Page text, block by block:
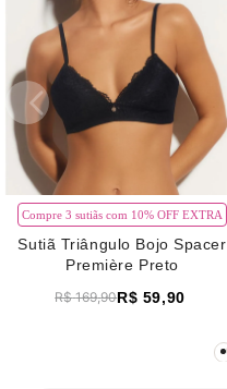
Compre 3 sutiãs com 10% OFF EXTRA
Sutiã Triângulo Bojo Spacer
Première Preto
R$ 169,90R$ 59,90